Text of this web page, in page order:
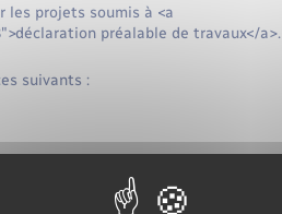
les projets soumis à <a
préalable de travaux</a>.
suivants :